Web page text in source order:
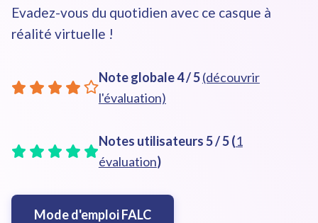
Evadez-vous du quotidien avec ce casque à
réalité virtuelle !
Note globale4/ 5(découvrir
l'évaluation)
Notes utilisateurs5/ 5 (1
évaluation)
Mode d'emploi FALC